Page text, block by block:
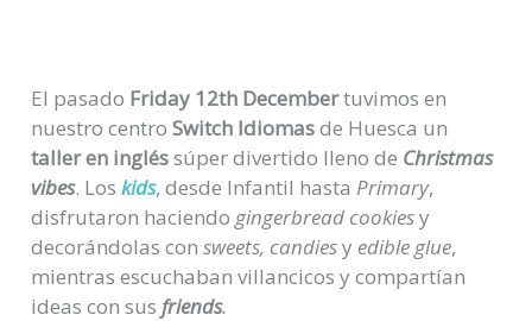
El pasado Friday 12th Decembertuvimos en
nuestro centroSwitch Idiomasde Huesca un
taller en ingléssúper divertido lleno de Christmas
vibes. Loskids, desde Infantil hasta Primary,
disfrutaron haciendo gingerbread cookiesy
decorándolas consweets, candiesy edible glue,
mientras escuchaban villancicos y compartían
ideas con sus friends.